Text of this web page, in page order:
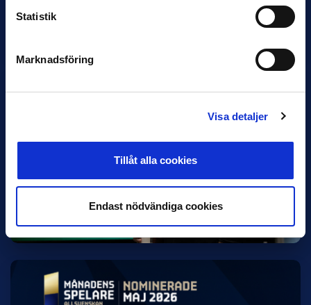
Statistik
Marknadsföring
Visa detaljer
Tillåt alla cookies
Endast nödvändiga cookies
otroligt mål”
Rydström ersätter Karlsson i Hammarby
Hammarby meddelade på fredagen att Kalle Karlssons uppdrag
som huvudtränare har avslutats med omedelbar verkan. Hans
ersättare…